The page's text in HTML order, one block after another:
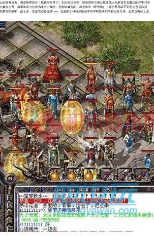
的所有攻击，都是物理攻击！包括半月弯刀、烈火剑法等等。以前曾经出现过很多战士玩家传言加魔法的井中月半
威力上升，都靠装备与自身的攻击力属性。但影响威力的，就是命中（即准确）！攻击再高砍不到别人也是白搭
果在私服中，战士穿一套圣战准备去砍boss，但是由于种种原因基本剑术和攻杀剑术都没有升满，会发现有砍上去